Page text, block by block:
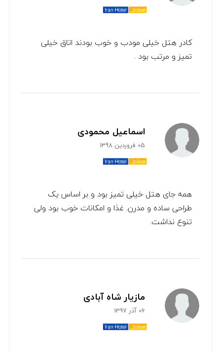
کادر هتل خیلی مودب و خوب بودند اتاق خیلی
تمیز و مرتب بود .
اسماعیل محمودی
05 فروردین 1398
همه جای هتل خیلی تمیز بود و بر اساس یک
طراحی ساده و مدرن. غذا و امکانات خوب بود ولی
تنوع نداشت.
مازیار شاه آبادی
06 آذر 1397